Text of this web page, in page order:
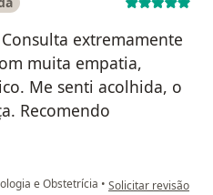
extremamente
muita empatia,
Me senti acolhida, o
Recomendo
e Obstetrícia • na opinião do
Solicitar revisão